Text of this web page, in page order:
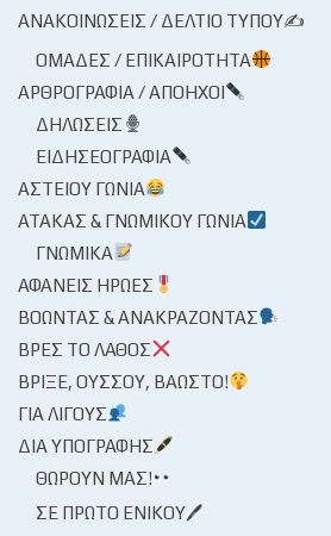
ΑΝΑΚΟΙΝΏΣΕΙΣ / ΔΕΛΤΊΟ ΤΎΠΟΥ✍
ΟΜΆΔΕΣ / ΕΠΙΚΑΙΡΌΤΗΤΑ
ΑΡΘΡΟΓΡΑΦΊΑ / ΑΠΌΗΧΟΙ
ΔΗΛΏΣΕΙΣ
ΕΙΔΗΣΕΟΓΡΑΦΊΑ
ΑΣΤΕΊΟΥ ΓΩΝΊΑ
ΑΤΆΚΑΣ & ΓΝΩΜΙΚΟΎ ΓΩΝΊΑ
ΓΝΩΜΙΚΆ
ΑΦΑΝΕΊΣ ΉΡΩΕΣ
ΒΟΏΝΤΑΣ & ΑΝΑΚΡΆΖΟΝΤΑΣ
ΒΡΕΣ ΤΟ ΛΆΘΟΣ
ΒΡΊΞΕ, ΟΎΣΣΟΥ, ΒΆΩΣΤΟ!
ΓΙΑ ΛΊΓΟΥΣ
ΔΙΑ ΥΠΟΓΡΑΦΉΣ
ΘΩΡΟΎΝ ΜΑΣ!
ΣΕ ΠΡΏΤΟ ΕΝΙΚΟΎ🖊